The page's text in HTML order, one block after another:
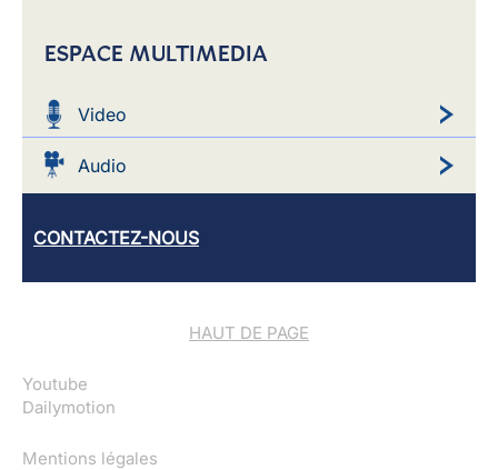
ESPACE MULTIMEDIA
Video
Audio
CONTACTEZ-NOUS
HAUT DE PAGE
Youtube
Dailymotion
Mentions légales